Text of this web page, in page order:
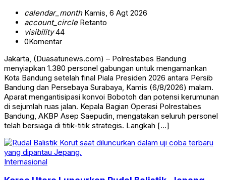
calendar_monthKamis, 6 Agt 2026
account_circleRetanto
visibility44
0Komentar
Jakarta, (Duasatunews.com) – Polrestabes Bandung
menyiapkan 1.380 personel gabungan untuk mengamankan
Kota Bandung setelah final Piala Presiden 2026 antara Persib
Bandung dan Persebaya Surabaya, Kamis (6/8/2026) malam.
Aparat mengantisipasi konvoi Bobotoh dan potensi kerumunan
di sejumlah ruas jalan. Kepala Bagian Operasi Polrestabes
Bandung, AKBP Asep Saepudin, mengatakan seluruh personel
telah bersiaga di titik-titik strategis. Langkah […]
Internasional